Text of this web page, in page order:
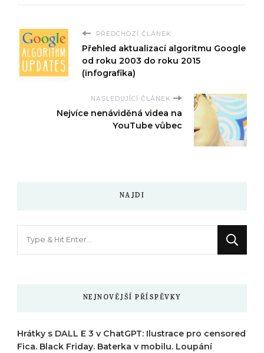
PŘEDCHOZÍ ČLÁNEK
Přehled aktualizací algoritmu Google
od roku 2003 do roku 2015
(infografika)
NASLEDUJÍCÍ ČLÁNEK
Nejvíce nenáviděná videa na
YouTube vůbec
NAJDI
NEJNOVĚJŠÍ PŘÍSPĚVKY
Hrátky s DALL E 3 v ChatGPT: Ilustrace pro censored
Fica. Black Friday. Baterka v mobilu. Loupání